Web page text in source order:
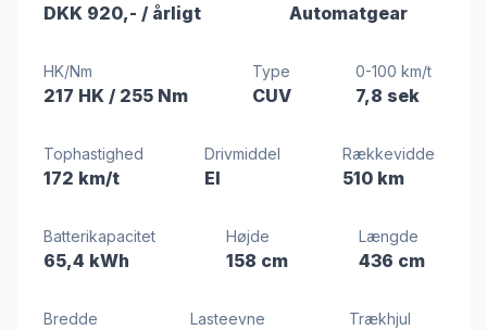
DKK 920,- / årligt Automatgear
HK/Nm
217 HK / 255 Nm
Type
CUV
0-100 km/t
7,8 sek
Tophastighed
172 km/t
Drivmiddel
El
Rækkevidde
510 km
Batterikapacitet
65,4 kWh
Højde
158 cm
Længde
436 cm
Bredde Lasteevne Trækhjul